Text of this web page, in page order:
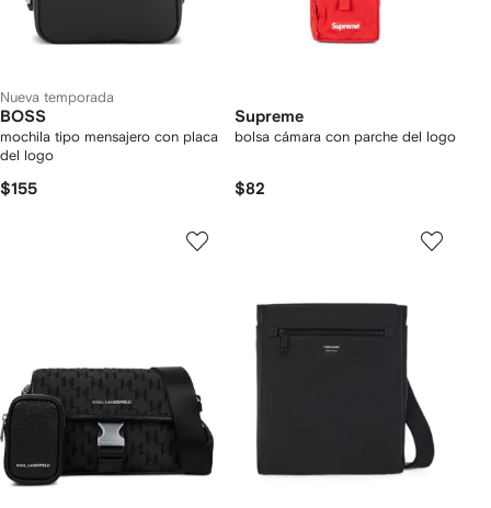
Nueva temporada
BOSS
mochila tipo mensajero con placa
del logo
$155
Supreme
bolsa cámara con parche del logo
$82